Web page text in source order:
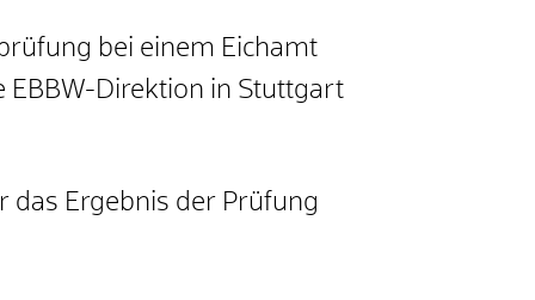
bei einem Eichamt
EBBW-Direktion in Stuttgart
das Ergebnis der Prüfung